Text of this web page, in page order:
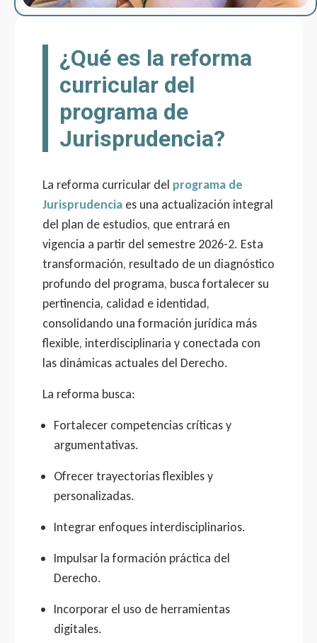
¿Qué es la reforma
curricular del
programa de
Jurisprudencia?
La reforma curricular del programa de
Jurisprudencia es una actualización integral
del plan de estudios, que entrará en
vigencia a partir del semestre 2026-2. Esta
transformación, resultado de un diagnóstico
profundo del programa, busca fortalecer su
pertinencia, calidad e identidad,
consolidando una formación jurídica más
flexible, interdisciplinaria y conectada con
las dinámicas actuales del Derecho.
La reforma busca:
Fortalecer competencias críticas y
argumentativas.
Ofrecer trayectorias flexibles y
personalizadas.
Integrar enfoques interdisciplinarios.
Impulsar la formación práctica del
Derecho.
Incorporar el uso de herramientas
digitales.